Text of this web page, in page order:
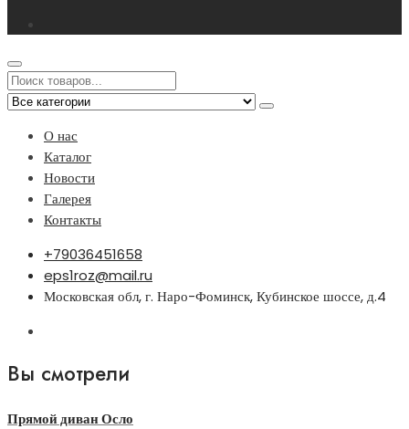
О нас
Каталог
Новости
Галерея
Контакты
+79036451658
eps1roz@mail.ru
Московская обл, г. Наро-Фоминск, Кубинское шоссе, д.4
Вы смотрели
Прямой диван Осло